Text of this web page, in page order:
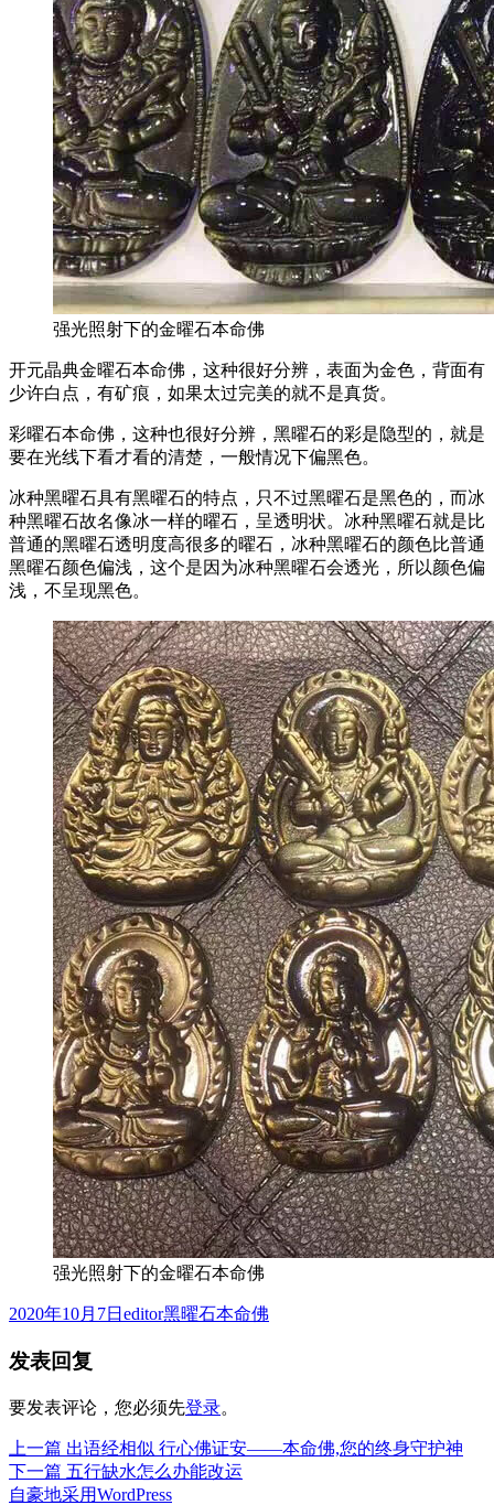
强光照射下的金曜石本命佛
开元晶典金曜石本命佛，这种很好分辨，表面为金色，背面有
少许白点，有矿痕，如果太过完美的就不是真货。
彩曜石本命佛，这种也很好分辨，黑曜石的彩是隐型的，就是
要在光线下看才看的清楚，一般情况下偏黑色。
冰种黑曜石具有黑曜石的特点，只不过黑曜石是黑色的，而冰
种黑曜石故名像冰一样的曜石，呈透明状。冰种黑曜石就是比
普通的黑曜石透明度高很多的曜石，冰种黑曜石的颜色比普通
黑曜石颜色偏浅，这个是因为冰种黑曜石会透光，所以颜色偏
浅，不呈现黑色。
强光照射下的金曜石本命佛
发
于
2020年10月7日 作
editor分
黑曜石本命佛
发表回复
要发表评论，您必须先登录。
文
章
上一篇 上
篇
文
出语经相似 行心佛证安——本命佛,您的终身守护神
下一篇 下
篇
五行缺水怎么办能改运
自豪地采用WordPress